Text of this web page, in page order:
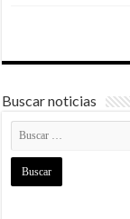
Buscar noticias